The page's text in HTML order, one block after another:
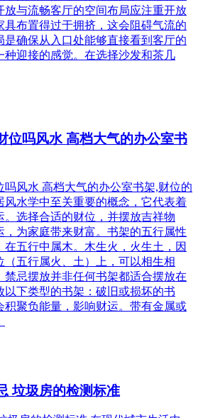
放与流畅客厅的空间布局应注重开放
具布置得过于拥挤，这会阻碍气流的
是确保从入口处能够直接看到客厅的
种迎接的感觉。在选择沙发和茶几
位吗风水 高档大气的办公室书
吗风水 高档大气的办公室书架,财位的
风水学中至关重要的概念，它代表着
。选择合适的财位，并摆放吉祥物
，为家庭带来财富。书架的五行属性
在五行中属木。木生火，火生土，因
（五行属火、土）上，可以相生相
禁忌摆放并非任何书架都适合摆放在
以下类型的书架：破旧或损坏的书
积聚负能量，影响财运。带有金属或
垃圾房的检测标准